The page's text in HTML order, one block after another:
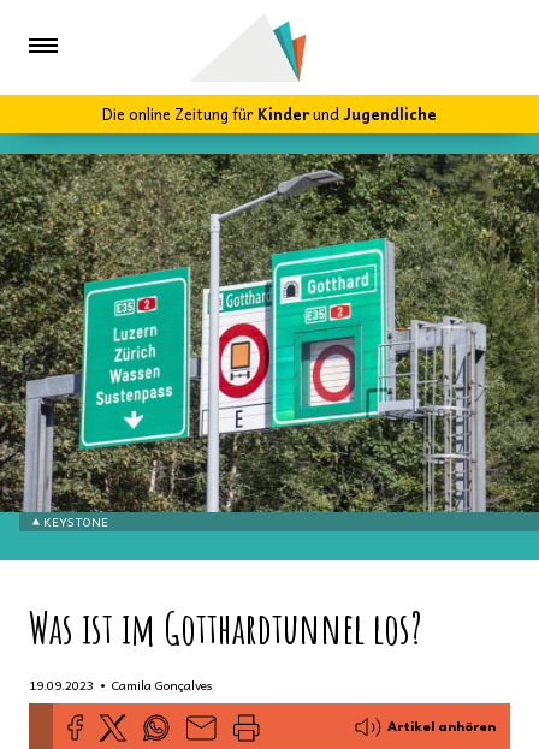
Die online Zeitung fürKinderundJugendliche
KEYSTONE
Was ist im Gotthardtunnel los?
19.09.2023 • Camila Gonçalves
Artikel anhören